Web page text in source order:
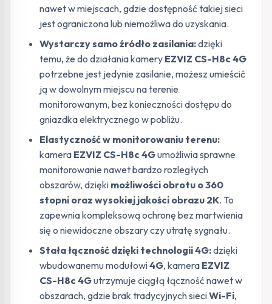
nawet w miejscach, gdzie dostępność takiej sieci
jest ograniczona lub niemożliwa do uzyskania.
Wystarczy samo źródło zasilania:dzięki
temu, że do działania kamery EZVIZ CS-H8c 4G
potrzebne jest jedynie zasilanie, możesz umieścić
ją w dowolnym miejscu na terenie
monitorowanym, bez konieczności dostępu do
gniazdka elektrycznego w pobliżu.
Elastyczność w monitorowaniu terenu:
kamera EZVIZ CS-H8c 4Gumożliwia sprawne
monitorowanie nawet bardzo rozległych
obszarów, dzięki możliwości obrotu o 360
stopni oraz wysokiej jakości obrazu 2K. To
zapewnia kompleksową ochronę bez martwienia
się o niewidoczne obszary czy utratę sygnału.
Stała łączność dzięki technologii 4G:dzięki
wbudowanemu modułowi4G, kamera EZVIZ
CS-H8c 4Gutrzymuje ciągłą łączność nawet w
obszarach, gdzie brak tradycyjnych sieciWi-Fi,